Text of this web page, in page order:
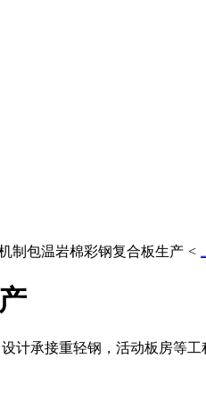
制包温岩棉彩钢复合板生产 <
计承接重轻钢，活动板房等